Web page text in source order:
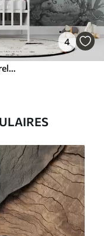
4
Vie sous-marine, récif corallien, aquarelle gris et bleu, dauphins